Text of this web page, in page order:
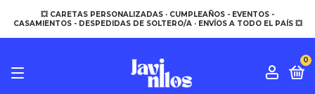
💥 CARETAS PERSONALIZADAS · CUMPLEAÑOS - EVENTOS -
CASAMIENTOS - DESPEDIDAS DE SOLTERO/A · ENVÍOS A TODO EL PAÍS 💥
0